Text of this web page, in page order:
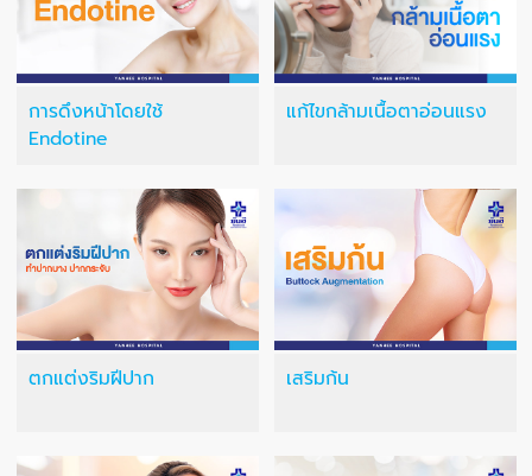
การดึงหน้าโดยใช้
Endotine
แก้ไขกล้ามเนื้อตาอ่อนแรง
ตกแต่งริมฝีปาก เสริมก้น